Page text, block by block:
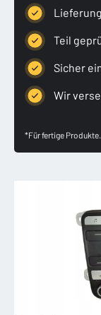
B6
TOURAN
RADIO
Menge
Teil
Sicher
Wir
*Für fertige